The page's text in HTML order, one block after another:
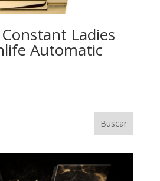
Ladies
Automatic
Buscar